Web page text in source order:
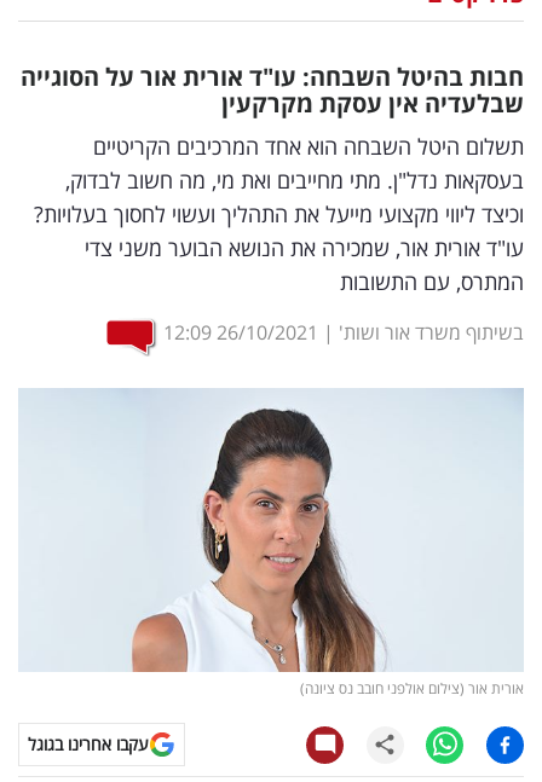
דיגיטל
וטק
שיווק
ופרסום
משפט
מדדים
ומחקרים
טלוויזיה
עסקי
חבות בהיטל השבחה: עו"ד אורית אור על הסוגייה
שבלעדיה אין עסקת מקרקעין
תשלום היטל השבחה הוא אחד המרכיבים הקריטיים
בעסקאות נדל"ן. מתי מחייבים ואת מי, מה חשוב לבדוק,
וכיצד ליווי מקצועי מייעל את התהליך ועשוי לחסוך בעלויות?
עו"ד אורית אור, שמכירה את הנושא הבוער משני צדי
המתרס, עם התשובות
בשיתוף משרד אור ושות' |
26/10/2021
12:09
אורית אור (צילום אולפני חובב נס ציונה)
עקבו אחרינו בגוגל